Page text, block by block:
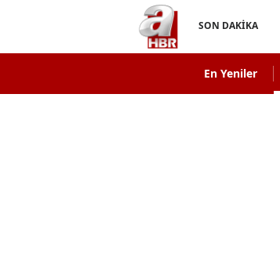
SON DAKİKA
En Yeniler